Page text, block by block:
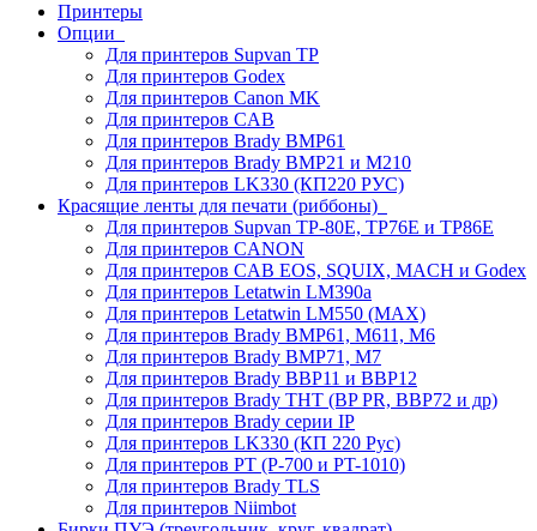
Принтеры
Опции
Для принтеров Supvan TP
Для принтеров Godex
Для принтеров Canon MK
Для принтеров CAB
Для принтеров Brady BMP61
Для принтеров Brady BMP21 и M210
Для принтеров LK330 (КП220 РУС)
Красящие ленты для печати (риббоны)
Для принтеров Supvan TP-80E, TP76E и TP86E
Для принтеров CANON
Для принтеров CAB EOS, SQUIX, MACH и Godex
Для принтеров Letatwin LM390a
Для принтеров Letatwin LM550 (MAX)
Для принтеров Brady BMP61, M611, M6
Для принтеров Brady BMP71, M7
Для принтеров Brady BBP11 и BBP12
Для принтеров Brady THT (BP PR, BBP72 и др)
Для принтеров Brady серии IP
Для принтеров LK330 (КП 220 Рус)
Для принтеров PT (P-700 и PT-1010)
Для принтеров Brady TLS
Для принтеров Niimbot